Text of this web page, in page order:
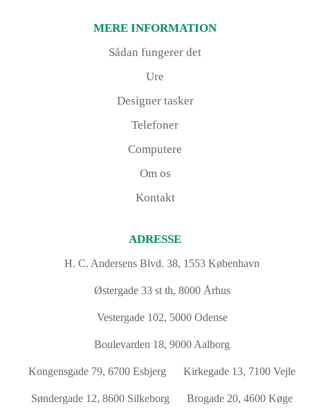
MERE INFORMATION
Sådan fungerer det
Ure
Designer tasker
Telefoner
Computere
Om os
Kontakt
ADRESSE
H. C. Andersens Blvd. 38, 1553 København
Østergade 33 st th, 8000 Århus
Vestergade 102, 5000 Odense
Boulevarden 18, 9000 Aalborg
Kongensgade 79, 6700 Esbjerg Kirkegade 13, 7100 Vejle
Søndergade 12, 8600 Silkeborg Brogade 20, 4600 Køge